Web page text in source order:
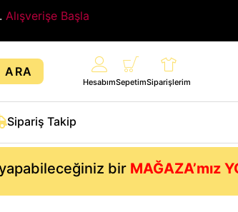
Alışverişe Başla
ARA
HesabımSepetimSiparişlerim
Sipariş Takip
bir MAĞAZA’mız